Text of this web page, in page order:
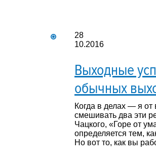
28
10.2016
Выходные
обычных
Когда в делах — я от
смешивать два эти
Чацкого, «Горе от
определяется тем,
Но вот то, как вы